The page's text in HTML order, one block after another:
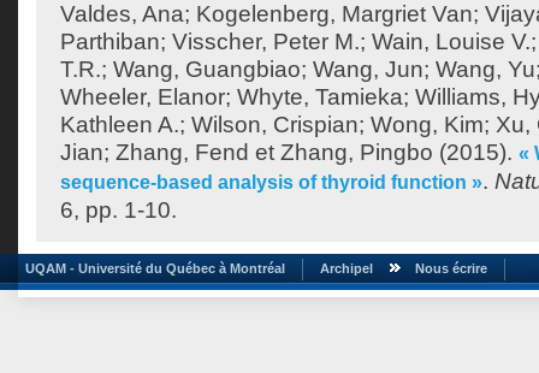
Valdes, Ana; Kogelenberg, Margriet Van;
Parthiban; Visscher, Peter M.; Wain, Louise V.
T.R.; Wang, Guangbiao; Wang, Jun; Wang, Yu
Wheeler, Elanor; Whyte, Tamieka; Williams,
Kathleen A.; Wilson, Crispian; Wong, Kim; Xu,
Jian; Zhang, Fend et Zhang, Pingbo (2015). «
sequence-based analysis of thyroid function ».
6, pp. 1-10.
UQAM - Université du Québec à Montréal Archipel Nous écrire